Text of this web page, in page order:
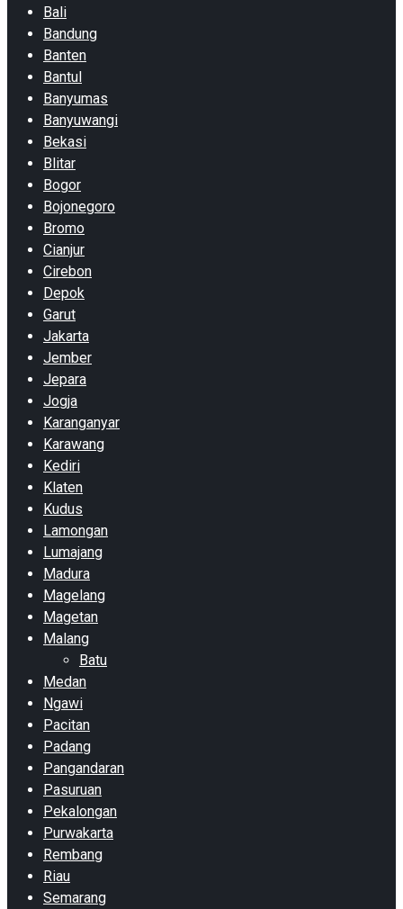
Bali
Bandung
Banten
Bantul
Banyumas
Banyuwangi
Bekasi
Blitar
Bogor
Bojonegoro
Bromo
Cianjur
Cirebon
Depok
Garut
Jakarta
Jember
Jepara
Jogja
Karanganyar
Karawang
Kediri
Klaten
Kudus
Lamongan
Lumajang
Madura
Magelang
Magetan
Malang
Batu
Medan
Ngawi
Pacitan
Padang
Pangandaran
Pasuruan
Pekalongan
Purwakarta
Rembang
Riau
Semarang